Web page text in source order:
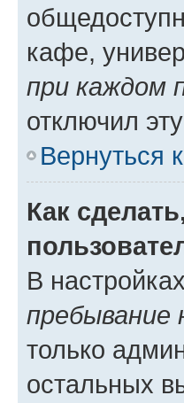
кафе,
при каждом
отключил
Вернуться
Как
В
пребывание
только
остальных